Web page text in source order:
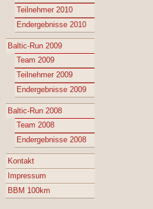
Teilnehmer 2010
Endergebnisse 2010
Baltic-Run 2009
Team 2009
Teilnehmer 2009
Endergebnisse 2009
Baltic-Run 2008
Team 2008
Endergebnisse 2008
Kontakt
Impressum
BBM 100km